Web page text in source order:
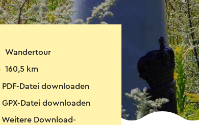
Wandertour
160,5 km
PDF-Datei downloaden
GPX-Datei downloaden
Weitere Download-